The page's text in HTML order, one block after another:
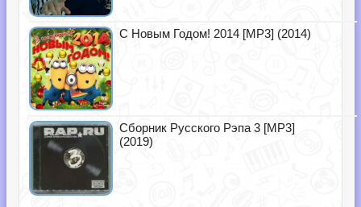
С Новым Годом! 2014 [MP3] (2014)
Сборник Русского Рэпа 3 [MP3]
(2019)